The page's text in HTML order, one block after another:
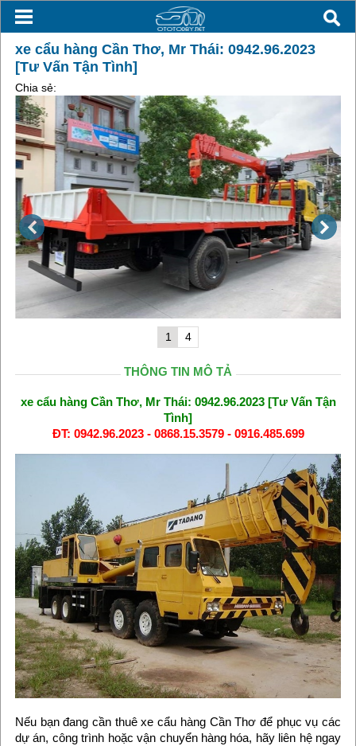
xe cẩu hàng Cần Thơ, Mr Thái: 0942.96.2023
[Tư Vấn Tận Tình]
Chia sẻ:
1 4
THÔNG TIN MÔ TẢ
xe cẩu hàng Cần Thơ, Mr Thái: 0942.96.2023 [Tư Vấn Tận
Tình]
ĐT: 0942.96.2023 - 0868.15.3579 - 0916.485.699
Nếu bạn đang cần thuê xe cẩu hàng Cần Thơ để phục vụ các
dự án, công trình hoặc vận chuyển hàng hóa, hãy liên hệ ngay